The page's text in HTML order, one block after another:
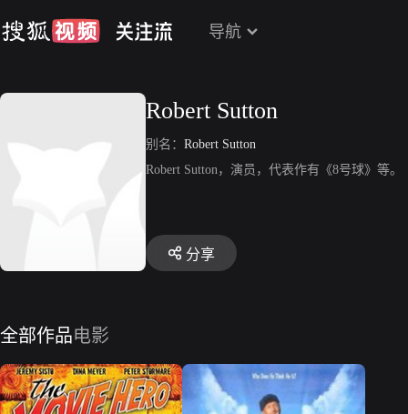
导航
Robert Sutton
别名： Robert Sutton
Robert Sutton，演员，代表作有《8号球》等。
分享
全部作品电影